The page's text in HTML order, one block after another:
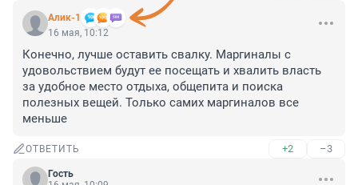
Алик-1
16 мая, 10:12
Конечно, лучше оставить свалку. Маргиналы с
удовольствием будут ее посещать и хвалить власть
за удобное место отдыха, общепита и поиска
полезных вещей. Только самих маргиналов все
меньше
ОТВЕТИТЬ +2 –3
Гость